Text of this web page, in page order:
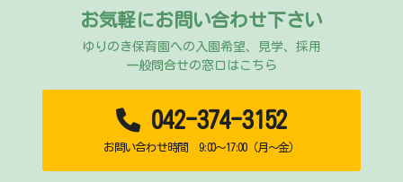
お気軽にお問い合わせ下さい
ゆりのき保育園への入園希望、見学、採用
一般問合せの窓口はこちら
042-374-3152
お問い合わせ時間 9:00～17:00（月～金）